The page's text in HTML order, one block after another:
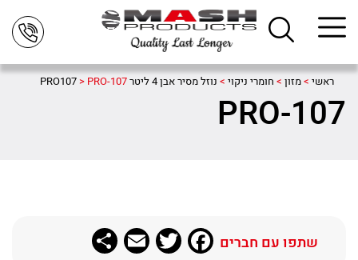
ראשי >מזון > חומרי ניקוי > נוזל מסיר אבן 4 ליטר PRO107 > PRO-107
PRO-107
שתפו עם חברים Facebook
Twitter
Email